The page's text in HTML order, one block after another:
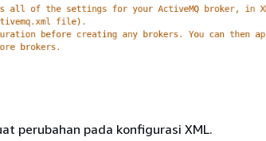
perubahan pada konfigurasi XML.